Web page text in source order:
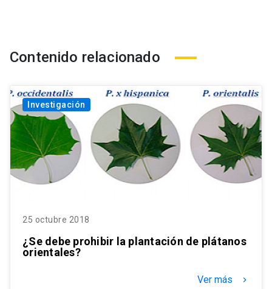
Contenido relacionado
Investigación
25 octubre 2018
¿Se debe prohibir la plantación de plátanos
orientales?
Ver más keyboard_arrow_right